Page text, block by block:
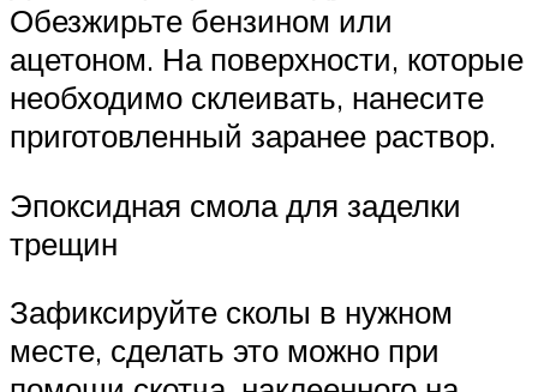
Обезжирьте бензином или
ацетоном. На поверхности, которые
необходимо склеивать, нанесите
приготовленный заранее раствор.
Эпоксидная смола для заделки
трещин
Зафиксируйте сколы в нужном
месте, сделать это можно при